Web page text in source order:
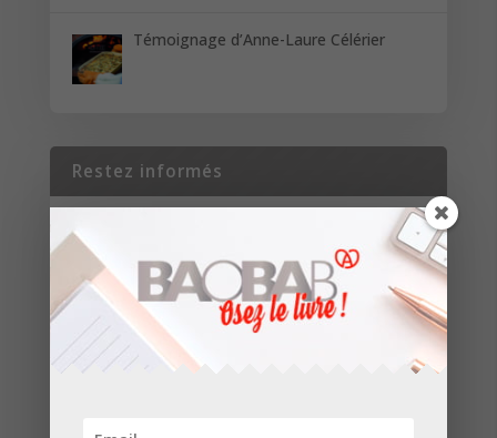
Témoignage d’Anne-Laure Célérier
Restez informés